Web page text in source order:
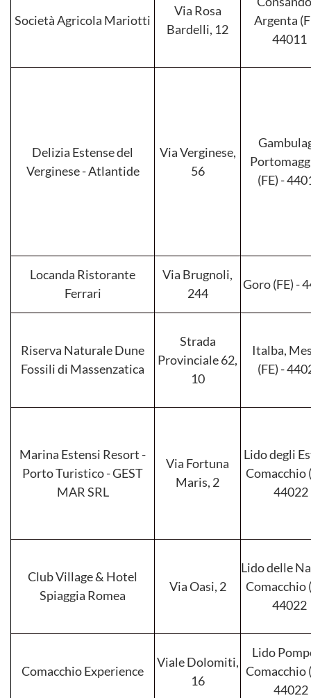
Società Agricola Mariotti
Via Rosa
Bardelli, 12
Argenta
44011
Delizia Estense del
Verginese - Atlantide
Via Verginese,
56
(FE) -
Locanda Ristorante
Ferrari
Via Brugnoli,
244
Goro (FE) -
Riserva Naturale Dune
Fossili di Massenzatica
Strada
Provinciale 62,
10
Italba,
(FE) -
Marina Estensi Resort -
Porto Turistico - GEST
MAR SRL
Via Fortuna
Maris, 2
Lido degli
Comacchio
44022
Club Village & Hotel
Spiaggia Romea
Via Oasi, 2
Lido delle
Comacchio
44022
Comacchio Experience
Viale Dolomiti,
16
Lido
Comacchio
44022